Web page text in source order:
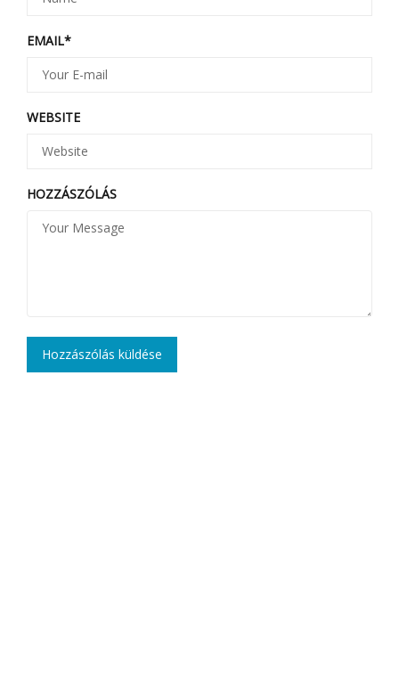
EMAIL*
WEBSITE
HOZZÁSZÓLÁS